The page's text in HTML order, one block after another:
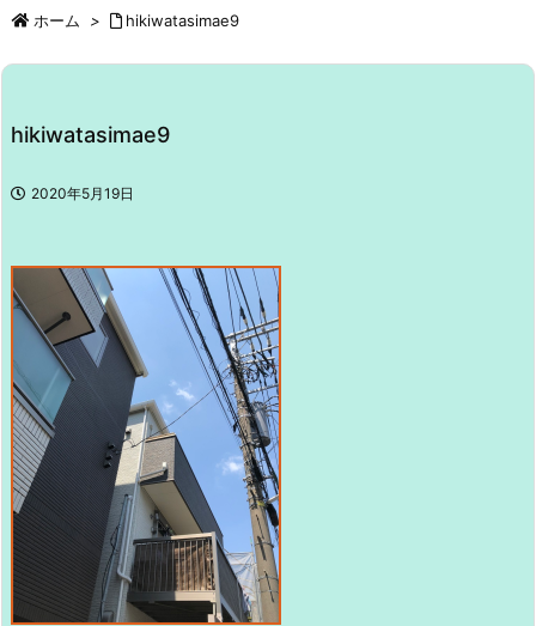
ホーム > hikiwatasimae9
hikiwatasimae9
2020年5月19日